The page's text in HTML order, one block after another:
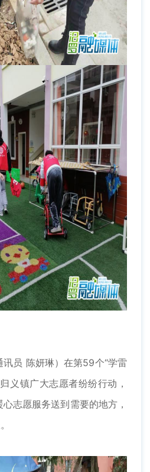
员 陈妍琳）在第59个“学雷
义镇广大志愿者纷纷行动，
志愿服务送到需要的地方，